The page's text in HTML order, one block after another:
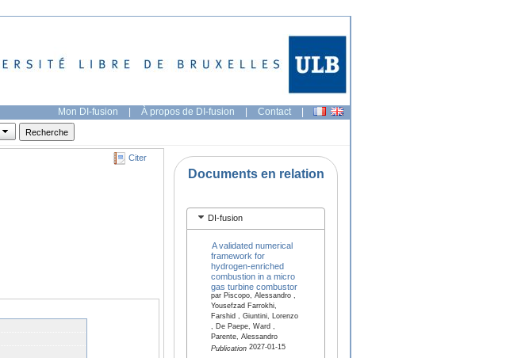
Mon DI-fusion | À propos de DI-fusion | Contact |
Citer
Documents en relation
DI-fusion
A validated numerical
framework for
hydrogen-enriched
combustion in a micro
gas turbine combustor
par Piscopo, Alessandro ,
Yousefzad Farrokhi,
Farshid , Giuntini, Lorenzo
, De Paepe, Ward ,
Parente, Alessandro
Publication2027-01-15